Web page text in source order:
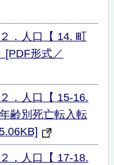
．人口【 14. 町
[PDF形式／
．人口【 15-16.
齢別死亡転入転
．人口【 17-18.